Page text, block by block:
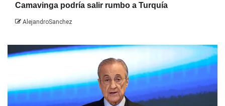
Camavinga podría salir rumbo a Turquía
AlejandroSanchez